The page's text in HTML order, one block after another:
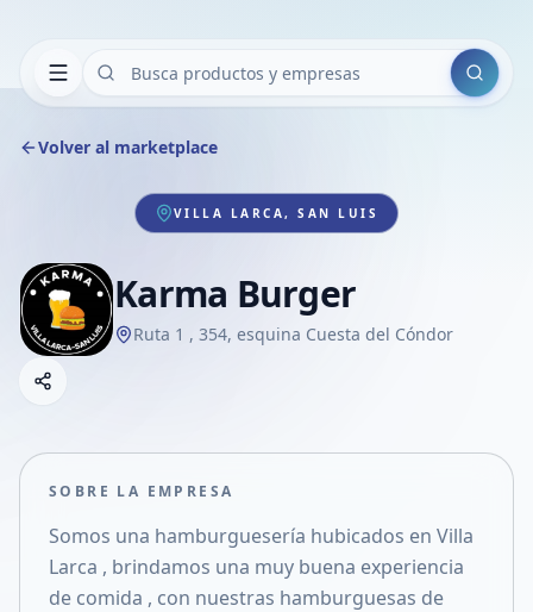
Buscar
Volver al marketplace
VILLA LARCA, SAN LUIS
Karma Burger
Ruta 1 , 354, esquina Cuesta del Cóndor
Compartir empresa
Compartir en X
SOBRE LA EMPRESA
Somos una hamburguesería hubicados en Villa
Larca , brindamos una muy buena experiencia
de comida , con nuestras hamburguesas de